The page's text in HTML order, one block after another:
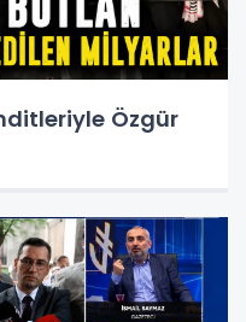
Özgür